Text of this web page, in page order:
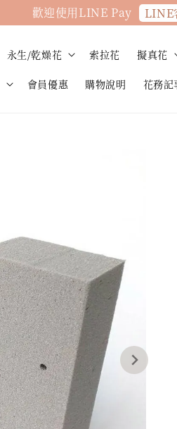
歡迎使用LINE Pay LINE
永生/乾燥花 索拉花 擬真花
會員優惠 購物說明 花務記